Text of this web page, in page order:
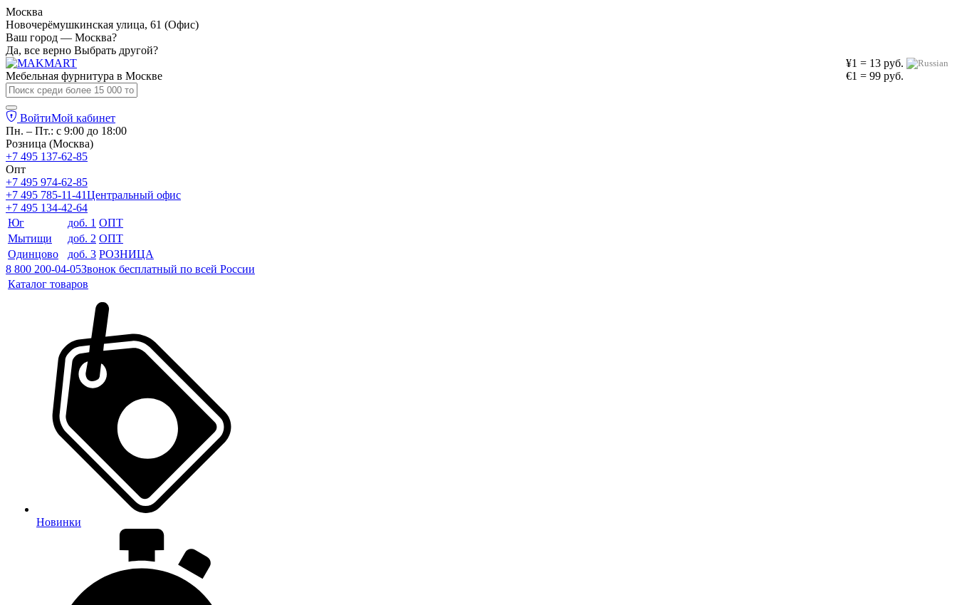
Москва
Новочерёмушкинская улица, 61 (Офис)
Ваш город — Москва?
Да, все верно Выбрать другой?
¥1 = 13 руб.
€1 = 99 руб.
Мебельная фурнитура в Москве
ВойтиМой кабинет
Пн. – Пт.: с 9:00 до 18:00
Розница (Москва)
+7 495 137-62-85
Опт
+7 495 974-62-85
+7 495 785-11-41Центральный офис
+7 495 134-42-64
Юг
доб. 1 ОПТ
Мытищи
доб. 2 ОПТ
Одинцово
доб. 3 РОЗНИЦА
8 800 200-04-05Звонок бесплатный по всей России
Каталог товаров
Новинки